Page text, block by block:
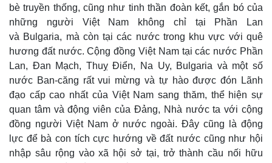
bè truyền thống, cũng như tinh thần đoàn kết, gắn bó của
những người Việt Nam không chỉ tại Phần Lan
và Bulgaria, mà còn tại các nước trong khu vực với quê
hương đất nước. Cộng đồng Việt Nam tại các nước Phần
Lan, Đan Mạch, Thuỵ Điển, Na Uy, Bulgaria và một số
nước Ban-căng rất vui mừng và tự hào được đón Lãnh
đạo cấp cao nhất của Việt Nam sang thăm, thể hiện sự
quan tâm và động viên của Đảng, Nhà nước ta với cộng
đồng người Việt Nam ở nước ngoài. Đây cũng là động
lực để bà con tích cực hướng về đất nước cũng như hội
nhập sâu rộng vào xã hội sở tại, trở thành cầu nối hữu